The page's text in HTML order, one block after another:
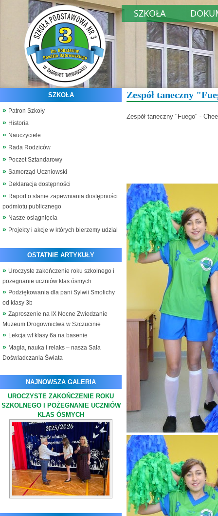
SZKOŁA
SZKOŁA
Patron Szkoły
Historia
Nauczyciele
Rada Rodziców
Poczet Sztandarowy
Samorząd Uczniowski
Deklaracja dostępności
Raport o stanie zapewniania dostępności
podmiotu publicznego
Nasze osiągnięcia
Projekty i akcje w których bierzemy udzial
OSTATNIE ARTYKUŁY
Uroczyste zakończenie roku szkolnego i
pożegnanie uczniów klas ósmych
Podziękowania dla pani Sylwii Smolichy
od klasy 3b
Zaproszenie na IX Nocne Zwiedzanie
Muzeum Drogownictwa w Szczucinie
Lekcja wf klasy 6a na basenie
Magia, nauka i relaks – nasza Sala
Doświadczania Świata
NAJNOWSZA GALERIA
UROCZYSTE ZAKOŃCZENIE ROKU
SZKOLNEGO I POŻEGNANIE UCZNIÓW
KLAS ÓSMYCH
Zespół taneczny
Zespół taneczny "Fuego" -